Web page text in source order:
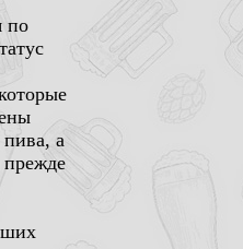
по
а
прежде